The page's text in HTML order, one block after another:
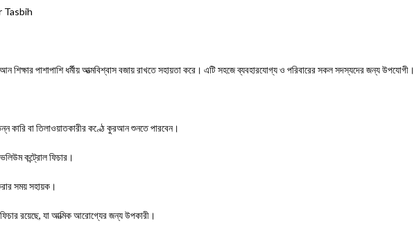
Tasbih
পাশাপাশি ধর্মীয় আত্মবিশ্বাস বজায় রাখতে সহায়তা করে। এটি সহজে ব্যবহারযোগ্য ও পরিবারের সকল সদস্যদের জন্য উপযোগী।
বা তিলাওয়াতকারীর কণ্ঠে কুরআন শুনতে পারবেন।
কন্ট্রোল ফিচার।
সময় সহায়ক।
রয়েছে, যা আত্মিক আরোগ্যের জন্য উপকারী।